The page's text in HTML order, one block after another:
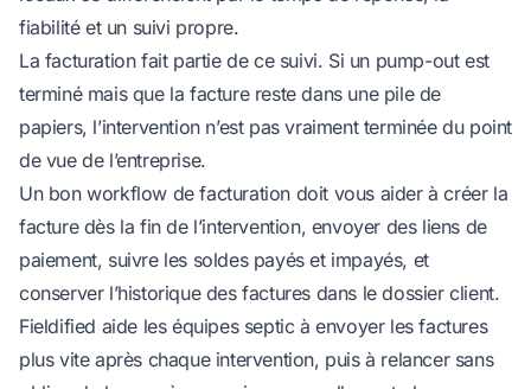
fiabilité et un suivi propre.
La facturation fait partie de ce suivi. Si un pump-out est
terminé mais que la facture reste dans une pile de
papiers, l’intervention n’est pas vraiment terminée du point
de vue de l’entreprise.
Un bon workflow de facturation doit vous aider à créer la
facture dès la fin de l’intervention, envoyer des liens de
paiement, suivre les soldes payés et impayés, et
conserver l’historique des factures dans le dossier client.
Fieldified aide les équipes septic àenvoyer les factures
plus vite après chaque intervention, puis à relancer sans